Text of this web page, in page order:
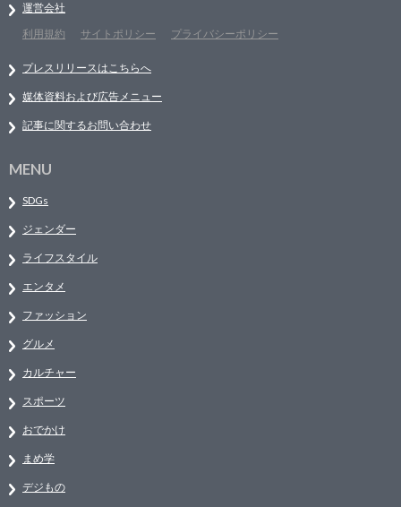
運営会社
利用規約
サイトポリシー プライバシーポリシー
プレスリリースはこちらへ
媒体資料および広告メニュー
記事に関するお問い合わせ
MENU
SDGs
ジェンダー
ライフスタイル
エンタメ
ファッション
グルメ
カルチャー
スポーツ
おでかけ
まめ学
デジもの